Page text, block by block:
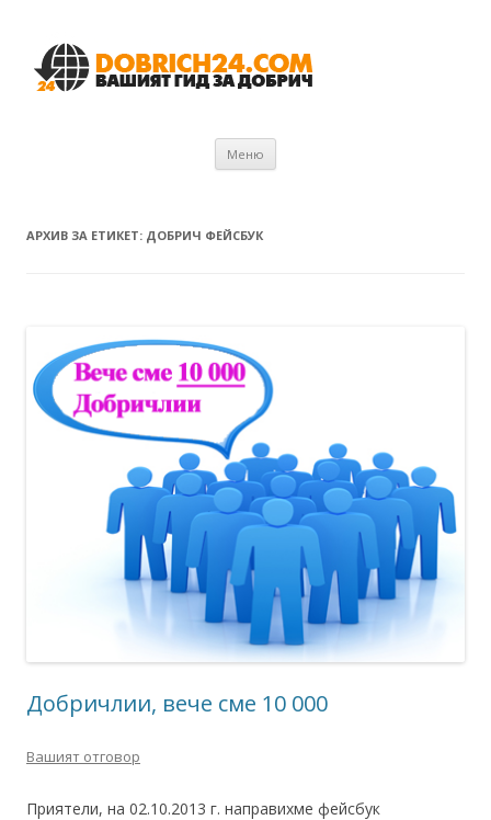
Меню
АРХИВ ЗА ЕТИКЕТ: ДОБРИЧ ФЕЙСБУК
Добричлии, вече сме 10 000
Вашият отговор
Приятели, на 02.10.2013 г. направихме фейсбук